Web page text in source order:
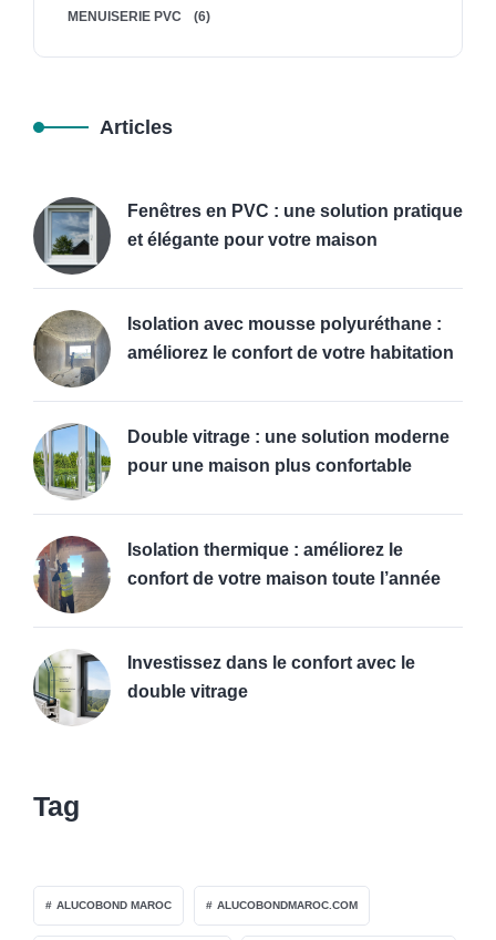
MENUISERIE PVC (6)
Articles
Fenêtres en PVC : une solution pratique
et élégante pour votre maison
Isolation avec mousse polyuréthane :
améliorez le confort de votre habitation
Double vitrage : une solution moderne
pour une maison plus confortable
Isolation thermique : améliorez le
confort de votre maison toute l’année
Investissez dans le confort avec le
double vitrage
Tag
ALUCOBOND MAROC ALUCOBONDMAROC.COM